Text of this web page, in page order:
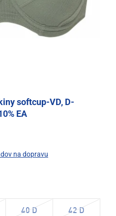
softcup-VD, D-
EA
na dopravu
40 D 42 D